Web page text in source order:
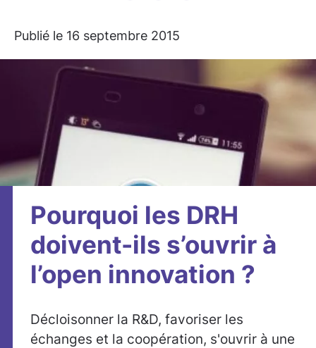
Publié le 16 septembre 2015
Pourquoi les DRH
doivent-ils s’ouvrir à
l’open innovation ?
Décloisonner la R&D, favoriser les
échanges et la coopération, s'ouvrir à une